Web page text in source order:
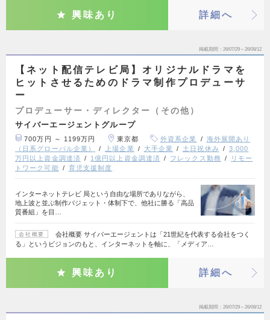
興味あり 詳細へ
掲載期間 26/07/29～26/08/12
【ネット配信テレビ局】オリジナルドラマを
ヒットさせるためのドラマ制作プロデューサ
ー
プロデューサー・ディレクター（その他）
サイバーエージェントグループ
700万円 ～ 1199万円 東京都 外資系企業
海外展開あり
（日系グローバル企業）
上場企業 大手企業 土日祝休み
3,000
万円以上資金調達済
1億円以上資金調達済 フレックス勤務
リモー
トワーク可能
育児支援制度
インターネットテレビ 局という自由な場所でありながら、
地上波と並ぶ制作バジェット・体制下で、他社に勝る「高品
質番組」を目…
会社概要
会社概要 サイバーエージェントは「21世紀を代表する会社をつく
る」というビジョンのもと、インターネットを軸に、「メディア…
興味あり 詳細へ
掲載期間 26/07/29～26/08/12